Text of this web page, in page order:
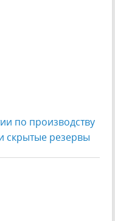
по производству
скрытые резервы